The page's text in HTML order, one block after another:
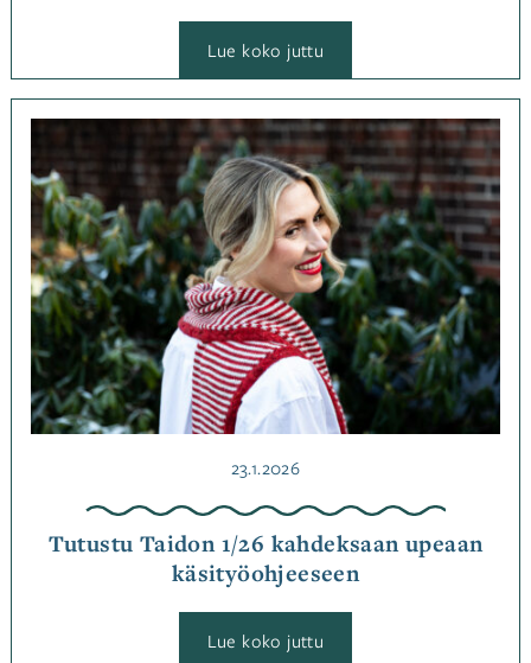
Lue koko juttu
Taidon
2/26
uusiin
käsityöohjeisiin
Tutustu Taidon 1/26 kahdeksaan upeaan
käsityöohjeeseen
Julkaistu
23.1.2026
Lue koko juttu
Kategoriassa
Jutut,
Ohjemallistot